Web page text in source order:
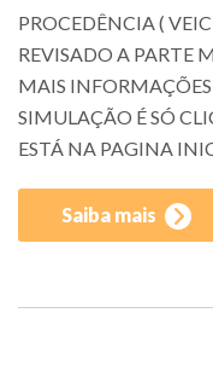
PROCEDÊNCIA (
REVISADO A PARTE
MAIS
SIMULAÇÃO É SÓ
ESTÁ NA PAGINA
Saiba mais